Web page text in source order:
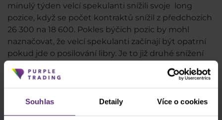
Souhlas Detaily Více o cookies
minulý týden velcí spekulanti snížili svoje long
pozice, když se počet kontraktů snížil z předchozích
26 300 na 18 600. Pokles býčích pozic by mohl
naznačovat, že velcí spekulanti začínají být opatrní
pokud jde o posilování libry. Je to již druhé snížení
Co nás čeká v tomto týdnu?
Další kolo jednání k brexitu je nyní s ohledem na
pandemii koronaviru odloženo. S ohledem na